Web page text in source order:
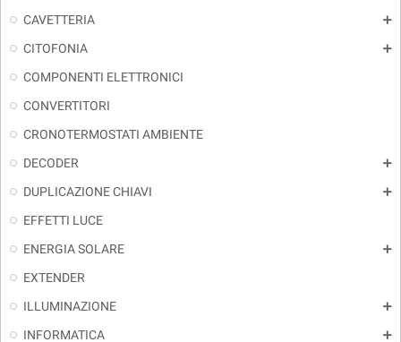
CAVETTERIA add
CITOFONIA add
COMPONENTI ELETTRONICI
CONVERTITORI
CRONOTERMOSTATI AMBIENTE
DECODER
add
DUPLICAZIONE CHIAVI add
EFFETTI LUCE
ENERGIA SOLARE
add
EXTENDER
ILLUMINAZIONE
add
INFORMATICA add